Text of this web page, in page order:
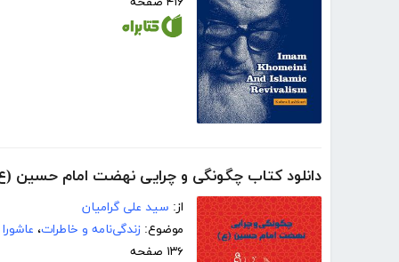
دانلود کتاب چگونگی و چرایی نهضت امام حسین
از: سید علی گرامیان
موضوع: زندگی‌نامه و خاطرات، عاشورا
۱۳۶ صفحه